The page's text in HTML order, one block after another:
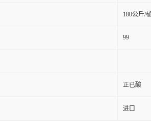
180公斤/
99
正已酸
进口